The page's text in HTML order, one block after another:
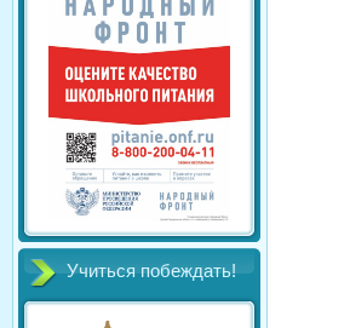
Учиться побеждать!